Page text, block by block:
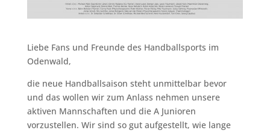
Liebe Fans und Freunde des Handballsports im
Odenwald,
die neue Handballsaison steht unmittelbar bevor
und das wollen wir zum Anlass nehmen unsere
aktiven Mannschaften und die A Junioren
vorzustellen. Wir sind so gut aufgestellt, wie lange